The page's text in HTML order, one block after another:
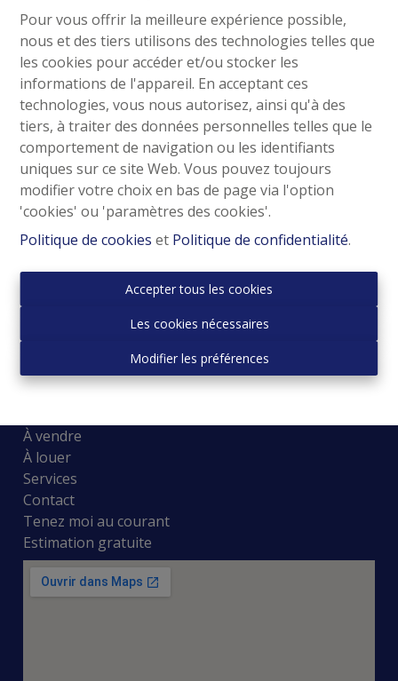
Pour vous offrir la meilleure expérience possible,
nous et des tiers utilisons des technologies telles que
les cookies pour accéder et/ou stocker les
informations de l'appareil. En acceptant ces
technologies, vous nous autorisez, ainsi qu'à des
tiers, à traiter des données personnelles telles que le
comportement de navigation ou les identifiants
uniques sur ce site Web. Vous pouvez toujours
modifier votre choix en bas de page via l'option
'cookies' ou 'paramètres des cookies'.
Politique de cookies et Politique de confidentialité.
Accepter tous les cookies
Les cookies nécessaires
Modifier les préférences
À Vendre À Louer
Contactez-nous
Panasi Real Estate
Avenue Van Overbeke, 55
1083 GANSHOREN
À vendre
À louer
Services
Contact
Tenez moi au courant
Estimation gratuite